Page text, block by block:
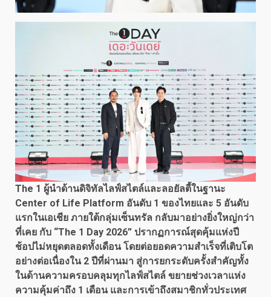
The 1 ผู้นำด้านดิจิทัลไลฟ์สไตล์และลอยัลตี้ในฐานะ
Center of Life Platform อันดับ 1 ของไทยและ 5 อันดับ
แรกในเอเชีย ภายใต้กลุ่มเซ็นทรัล กลับมาอย่างยิ่งใหญ่กว่า
ที่เคย กับ “The 1 Day 2026” ปรากฏการณ์สุดคุ้มแห่งปี
ช้อปไม่หยุดตลอดทั้งเดือน โดยต่อยอดความสำเร็จที่เติบโต
อย่างต่อเนื่องใน 2 ปีที่ผ่านมา สู่การยกระดับครั้งสำคัญทั้ง
ในด้านความครอบคลุมทุกไลฟ์สไตล์ ขยายช่วงเวลาแห่ง
ความคุ้มค่าถึง 1 เดือน และการเข้าถึงสมาชิกทั่วประเทศ